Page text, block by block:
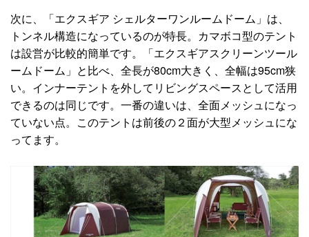
次に、「エクスギア シェルターワンルームドーム」は、
トンネル構造になっているのが特長。カマボコ型のテント
は設営が比較的簡単です。「エクスギアスクリーンツール
ームドーム」と比べ、全長が80cm大きく、全幅は95cm狭
い。インナーテントを外してリビングスペースとして活用
できるのは同じです。一番の違いは、全面メッシュになっ
ていない点。このテントは前後の２面が大型メッシュにな
ってます。